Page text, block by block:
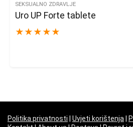
SEKSUALNO ZDRAVLJE
Uro UP Forte tablete
★ ★ ★ ★ ★
Politika privatnosti | Uvjeti korištenja |